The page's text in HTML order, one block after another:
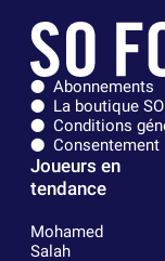
Abonnements
La boutique
Conditions
Consentement
Joueurs en
tendance
Mohamed
Salah